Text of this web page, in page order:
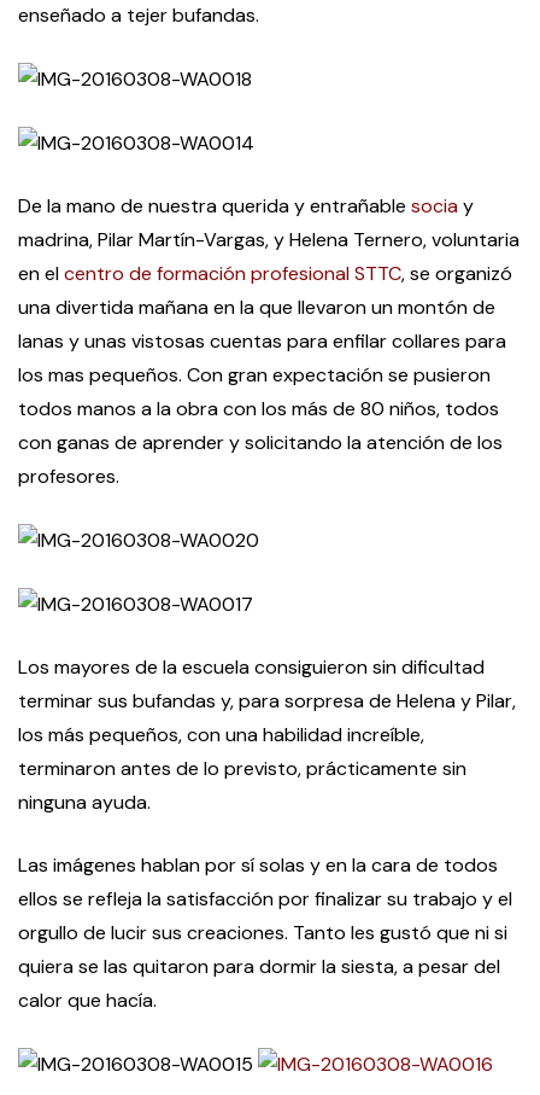
enseñado a tejer bufandas.
De la mano de nuestra querida y entrañable sociay
madrina, Pilar Martín-Vargas, y Helena Ternero, voluntaria
en elcentro de formación profesional STTC, se organizó
una divertida mañana en la que llevaron un montón de
lanas y unas vistosas cuentas para enfilar collares para
los mas pequeños. Con gran expectación se pusieron
todos manos a la obra con los más de 80 niños, todos
con ganas de aprender y solicitando la atención de los
profesores.
Los mayores de la escuela consiguieron sin dificultad
terminar sus bufandas y, para sorpresa de Helena y Pilar,
los más pequeños, con una habilidad increíble,
terminaron antes de lo previsto, prácticamente sin
ninguna ayuda.
Las imágenes hablan por sí solas y en la cara de todos
ellos se refleja la satisfacción por finalizar su trabajo y el
orgullo de lucir sus creaciones. Tanto les gustó que ni si
quiera se las quitaron para dormir la siesta, a pesar del
calor que hacía.